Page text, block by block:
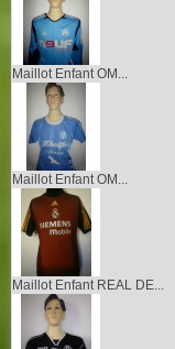
Maillot Enfant OM...
Maillot Enfant OM...
Maillot Enfant REAL DE...